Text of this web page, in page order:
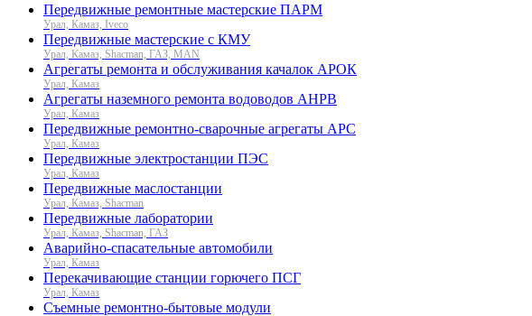
Передвижные ремонтные мастерские ПАРМ
Урал, Камаз, Iveco
Передвижные мастерские с КМУ
Урал, Камаз, Shacman, ГАЗ, MAN
Агрегаты ремонта и обслуживания качалок АРОК
Урал, Камаз
Агрегаты наземного ремонта водоводов АНРВ
Урал, Камаз
Передвижные ремонтно-сварочные агрегаты АРС
Урал, Камаз
Передвижные электростанции ПЭС
Урал, Камаз
Передвижные маслостанции
Урал, Камаз, Shacman
Передвижные лаборатории
Урал, Камаз, Shacman, ГАЗ
Аварийно-спасательные автомобили
Урал, Камаз
Перекачивающие станции горючего ПСГ
Урал, Камаз
Съемные ремонтно-бытовые модули